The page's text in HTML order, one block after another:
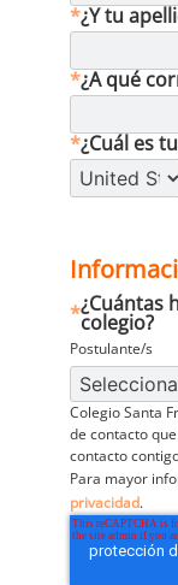
¿Y tu
*
¿A qué
*
¿Cuál es
*
¿Cuántas
colegio?
*
Postulante/s
Colegio Santa
de contacto
contacto
Para mayor
privacidad.